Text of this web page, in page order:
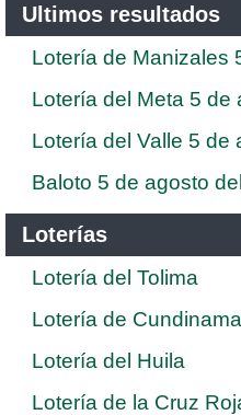
Ultimos resultados
Lotería de Manizales
Lotería del Meta 5 de
Lotería del Valle 5 de
Baloto 5 de agosto
Loterías
Lotería del Tolima
Lotería de
Lotería del Huila
Lotería de la Cruz